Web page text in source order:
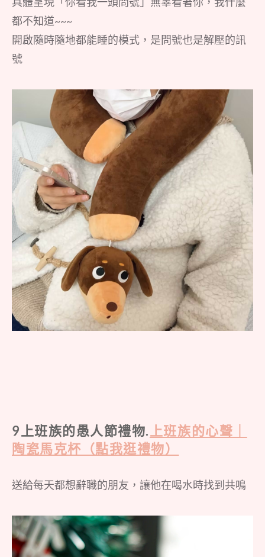
都不知道~~~
開啟隨時隨地都能睡的模式，是問號也是解壓的訊
號
9上班族的愚人節禮物. 上班族的心聲｜
陶瓷馬克杯（點我逛禮物）
送給每天都想辭職的朋友，讓他在喝水時找到共鳴